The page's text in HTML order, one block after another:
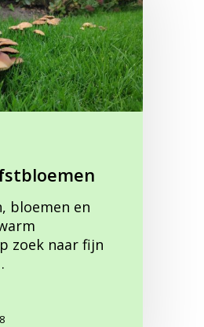
bloemen en
zoek naar fijn